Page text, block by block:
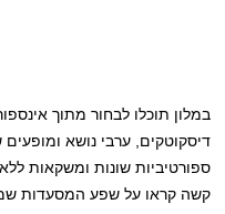
במלון תוכלו לבחור מתוך
דיסקוטקים, ערבי נושא ומופעים
ספורטיביות שונות ומשקאות
קשה קראו על שפע המסעדות